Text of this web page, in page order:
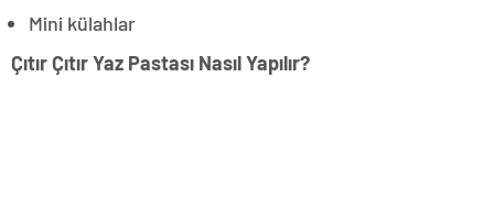
Mini külahlar
Çıtır Çıtır Yaz Pastası Nasıl Yapılır?